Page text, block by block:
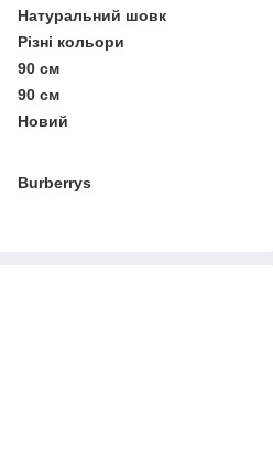
Натуральний шовк
Різні кольори
90 см
90 см
Новий
Burberrys